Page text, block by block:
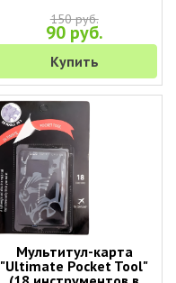
150 руб.
90 руб.
Купить
Мультитул-карта
"Ultimate Pocket Tool"